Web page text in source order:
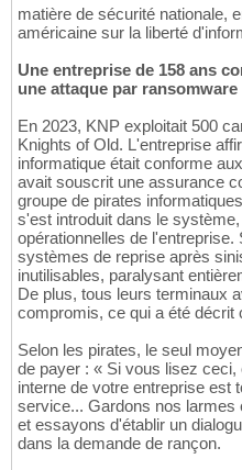
matière de sécurité nationale,
américaine sur la liberté
Une entreprise de 158 ans
une attaque par ransomware
En 2023, KNP exploitait 500
Knights of Old. L'entreprise
informatique était conforme
avait souscrit une assurance
groupe de pirates
s'est introduit dans le
opérationnelles de
systèmes de reprise après
inutilisables, paralysant
De plus, tous leurs terminaux
compromis, ce qui a été décrit
Selon les pirates, le seul
de payer : « Si vous lisez
interne de votre entreprise est
service... Gardons nos larmes
et essayons d'établir un
dans la demande de rançon.